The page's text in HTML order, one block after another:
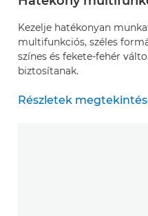
Kezelje hatékonyan
multifunkciós, széles
színes és fekete-fehér
biztosítanak.
Részletek
Részletek